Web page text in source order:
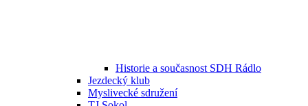
Historie a současnost SDH Rádlo
Jezdecký klub
Myslivecké sdružení